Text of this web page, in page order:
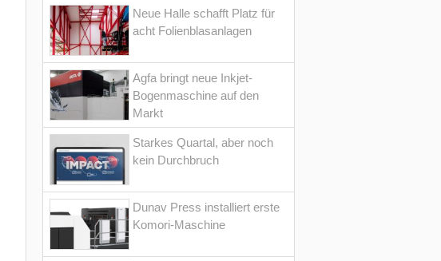
Neue Halle schafft Platz für
acht Folienblasanlagen
Agfa bringt neue Inkjet-
Bogenmaschine auf den
Markt
Starkes Quartal, aber noch
kein Durchbruch
Dunav Press installiert erste
Komori-Maschine